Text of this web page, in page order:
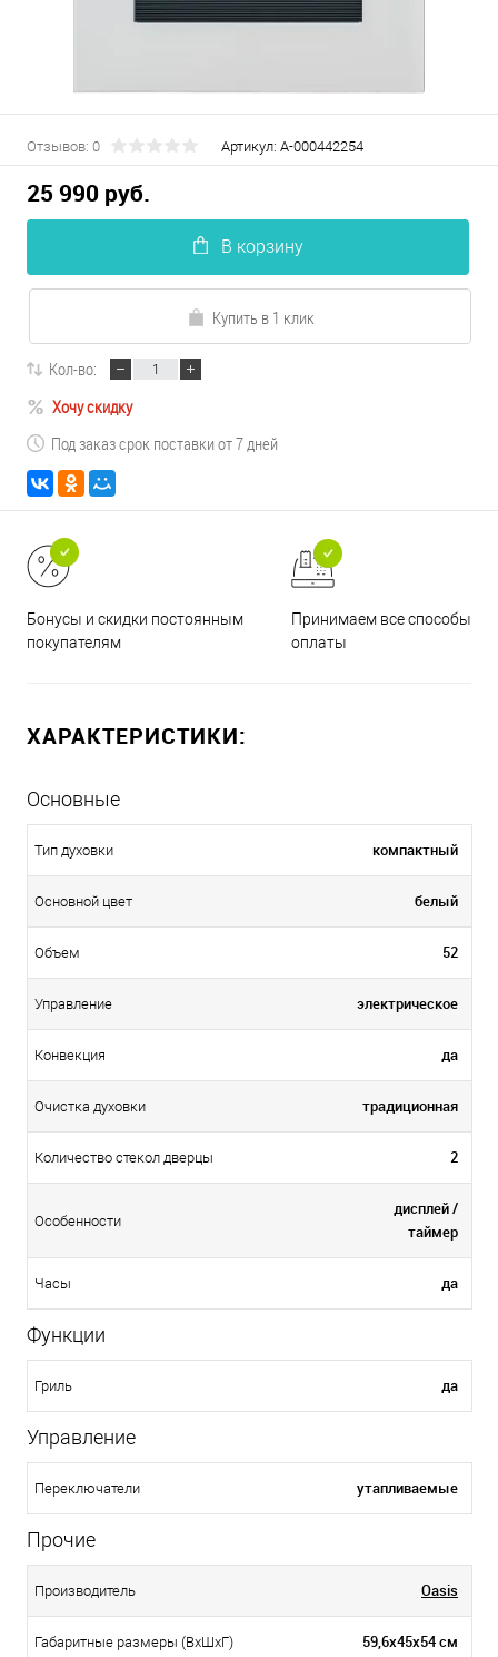
Отзывов: 0 Артикул: А-000442254
25 990 руб.
В корзину
Купить в 1 клик
Кол-во:
Хочу скидку
Под заказ срок поставки от 7 дней
Бонусы и скидки постоянным
покупателям
Принимаем все способы
оплаты
ХАРАКТЕРИСТИКИ:
Основные
Тип духовки компактный
Основной цвет белый
Объем 52
Управление электрическое
Конвекция да
Очистка духовки традиционная
Количество стекол дверцы 2
Особенности
дисплей /
таймер
Часы да
Функции
Гриль да
Управление
Переключатели утапливаемые
Прочие
Производитель Oasis
Габаритные размеры (ВхШхГ) 59,6х45х54 см